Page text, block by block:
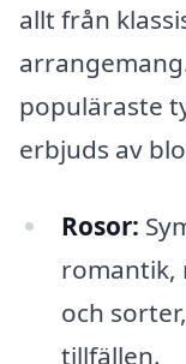
allt från
populäraste
erbjuds av
Rosor:
romantik,
och
tillfällen.